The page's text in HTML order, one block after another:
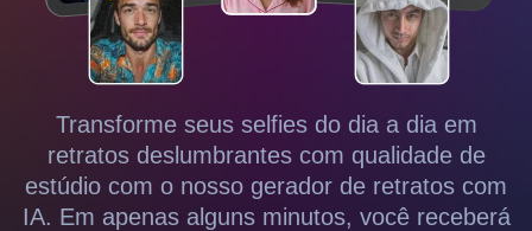
Transforme seus selfies do dia a dia em
retratos deslumbrantes com qualidade de
estúdio com o nosso gerador de retratos com
IA. Em apenas alguns minutos, você receberá